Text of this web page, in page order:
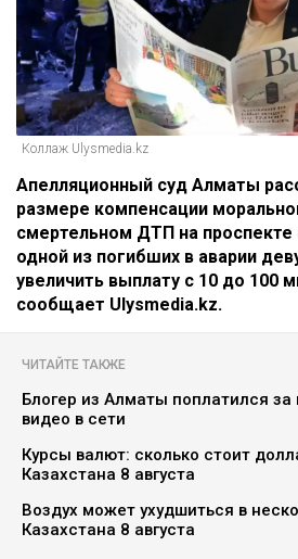
Коллаж Ulysmedia.kz
Апелляционный суд Алматы
размере компенсации
смертельном ДТП на
одной из погибших в аварии
увеличить выплату с 10 до 100
сообщает Ulysmedia.kz.
ЧИТАЙТЕ ТАКЖЕ
Блогер из Алматы поплатился
видео в сети
Курсы валют: сколько стоит
Казахстана 8 августа
Воздух может ухудшиться в
Казахстана 8 августа